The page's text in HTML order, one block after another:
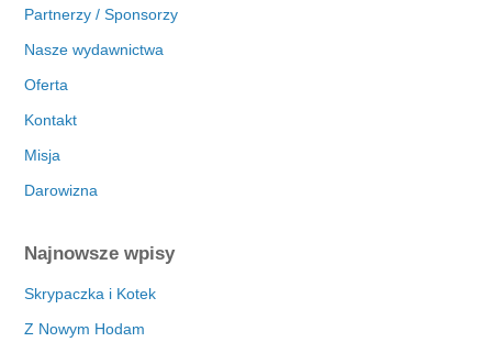
Partnerzy / Sponsorzy
Nasze wydawnictwa
Oferta
Kontakt
Misja
Darowizna
Najnowsze wpisy
Skrypaczka i Kotek
Z Nowym Hodam